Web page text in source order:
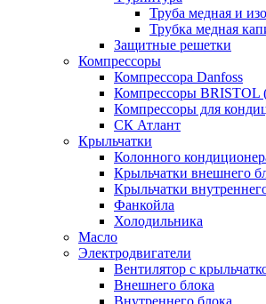
Труба медная и
Трубка медная
Защитные решетки
Компрессоры
Компрессора Danfoss
Компрессоры
Компрессоры для
СК Атлант
Крыльчатки
Колонного
Крыльчатки внешнего
Крыльчатки
Фанкойла
Холодильника
Масло
Электродвигатели
Вентилятор с
Внешнего блока
Внутреннего блока